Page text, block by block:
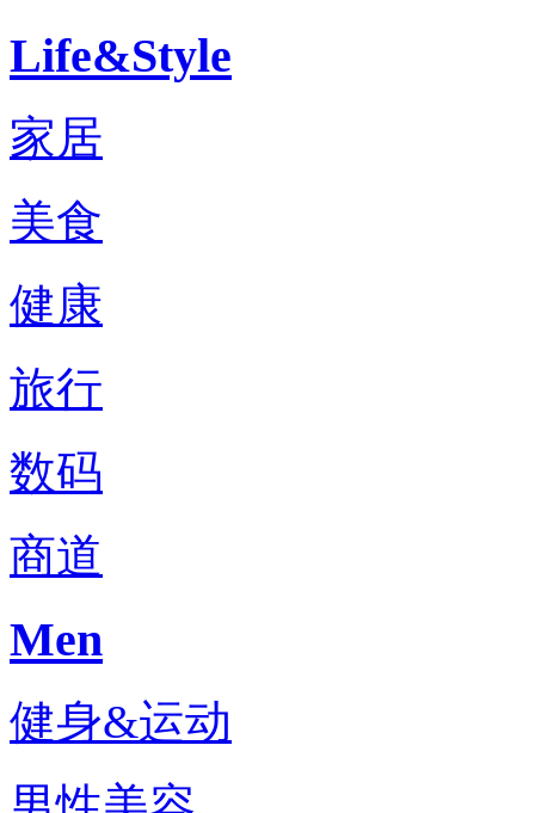
Life&Style
家居
美食
健康
旅行
数码
商道
Men
健身&运动